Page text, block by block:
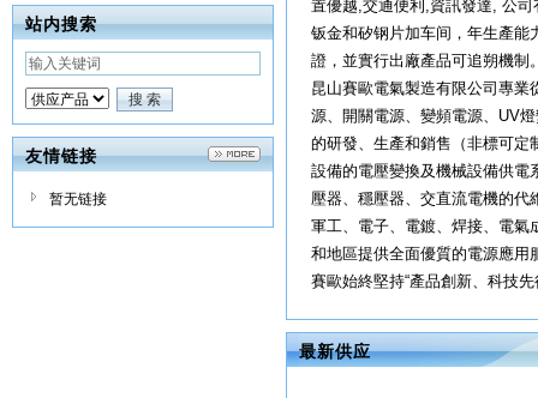
站内搜索
友情链接
暂无链接
置優越,交通便利,資訊發達, 公
钣金和矽钢片加车间，年生產能
證，並實行出廠產品可追朔機制
昆山賽歐電氣製造有限公司專
源、開關電源、變頻電源、UV
的研發、生產和銷售（非標可定
設備的電壓變換及機械設備供電
壓器、穩壓器、交直流電機的代
軍工、電子、電鍍、焊接、電氣
和地區提供全面優質的電源應用
賽歐始終堅持“產品創新、科技
最新供应